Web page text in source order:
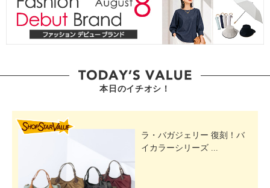
本日のイチオシ！
ラ・バガジェリー 復刻！バ
イカラーシリーズ ...